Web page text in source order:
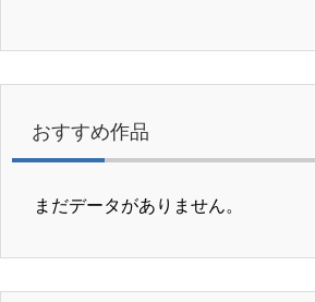
おすすめ作品
まだデータがありません。